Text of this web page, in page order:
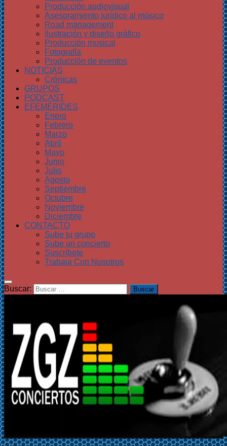
Producción audiovisual
Asesoramiento jurídico al músico
Road management
Ilustración y diseño gráfico
Producción musical
Fotografía
Producción de eventos
NOTICIAS
Crónicas
GRUPOS
PODCAST
EFEMÉRIDES
Enero
Febrero
Marzo
Abril
Mayo
Junio
Julio
Agosto
Septiembre
Octubre
Noviembre
Diciembre
CONTACTO
Sube tu grupo
Sube un concierto
Suscríbete
Trabaja Con Nosotros
Buscar: